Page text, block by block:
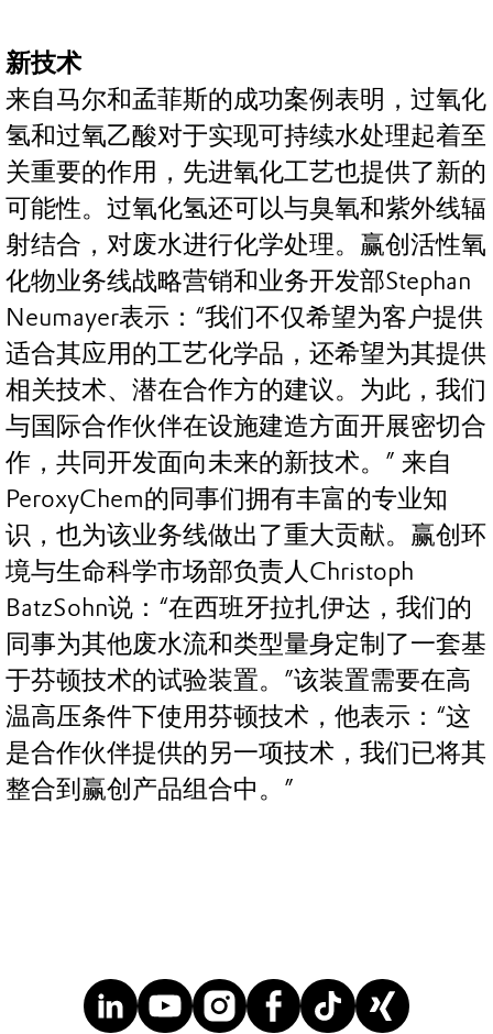
新技术
来自马尔和孟菲斯的成功案例表明，过氧化
氢和过氧乙酸对于实现可持续水处理起着至
关重要的作用，先进氧化工艺也提供了新的
可能性。过氧化氢还可以与臭氧和紫外线辐
射结合，对废水进行化学处理。赢创活性氧
化物业务线战略营销和业务开发部Stephan
Neumayer表示：“我们不仅希望为客户提供
适合其应用的工艺化学品，还希望为其提供
相关技术、潜在合作方的建议。为此，我们
与国际合作伙伴在设施建造方面开展密切合
作，共同开发面向未来的新技术。” 来自
PeroxyChem的同事们拥有丰富的专业知
识，也为该业务线做出了重大贡献。赢创环
境与生命科学市场部负责人Christoph
BatzSohn说：“在西班牙拉扎伊达，我们的
同事为其他废水流和类型量身定制了一套基
于芬顿技术的试验装置。”该装置需要在高
温高压条件下使用芬顿技术，他表示：“这
是合作伙伴提供的另一项技术，我们已将其
整合到赢创产品组合中。”